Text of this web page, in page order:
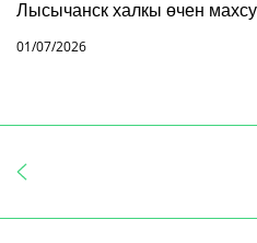
Лысычанск халкы өчен
01/07/2026